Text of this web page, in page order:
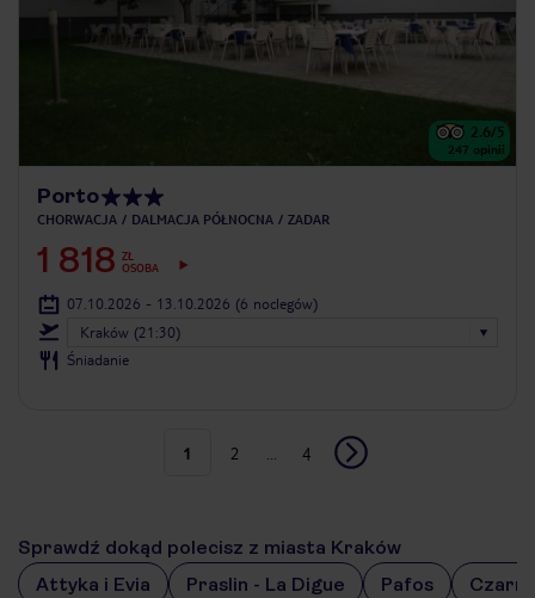
2.6/5
247 opinii
Porto
CHORWACJA DALMACJA PÓŁNOCNA ZADAR
1 818 ZŁ
OSOBA
07.10.2026 - 13.10.2026 (6 noclegów)
Kraków (21:30)
Śniadanie
1 2 4
Sprawdź dokąd polecisz z miasta Kraków
Attyka i Evia
Praslin - La Digue Pafos